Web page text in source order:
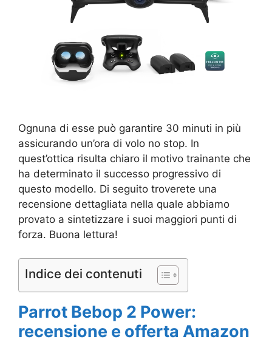
Ognuna di esse può garantire 30 minuti in più
assicurando un’ora di volo no stop. In
quest’ottica risulta chiaro il motivo trainante che
ha determinato il successo progressivo di
questo modello. Di seguito troverete una
recensione dettagliata nella quale abbiamo
provato a sintetizzare i suoi maggiori punti di
forza. Buona lettura!
Indice dei contenuti
Parrot Bebop 2 Power:
recensione e offerta Amazon